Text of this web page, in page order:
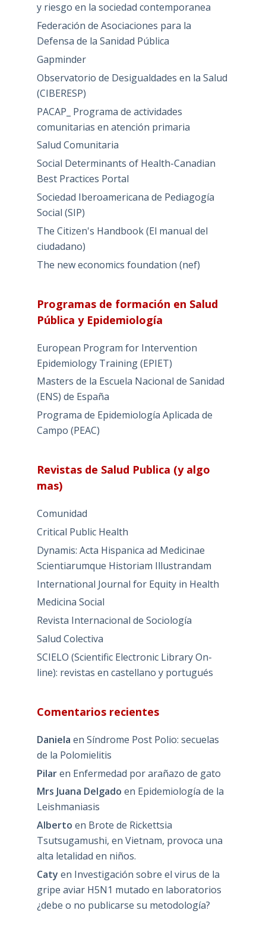
y riesgo en la sociedad contemporanea
Federación de Asociaciones para la
Defensa de la Sanidad Pública
Gapminder
Observatorio de Desigualdades en la Salud
(CIBERESP)
PACAP_ Programa de actividades
comunitarias en atención primaria
Salud Comunitaria
Social Determinants of Health-Canadian
Best Practices Portal
Sociedad Iberoamericana de Pediagogía
Social (SIP)
The Citizen's Handbook (El manual del
ciudadano)
The new economics foundation (nef)
Programas de formación en Salud
Pública y Epidemiología
European Program for Intervention
Epidemiology Training (EPIET)
Masters de la Escuela Nacional de Sanidad
(ENS) de España
Programa de Epidemiología Aplicada de
Campo (PEAC)
Revistas de Salud Publica (y algo
mas)
Comunidad
Critical Public Health
Dynamis: Acta Hispanica ad Medicinae
Scientiarumque Historiam Illustrandam
International Journal for Equity in Health
Medicina Social
Revista Internacional de Sociología
Salud Colectiva
SCIELO (Scientific Electronic Library On-
line): revistas en castellano y portugués
Comentarios recientes
Daniela en Síndrome Post Polio: secuelas
de la Polomielitis
Pilaren Enfermedad por arañazo de gato
Mrs Juana Delgado en Epidemiología de la
Leishmaniasis
Alberto en Brote de Rickettsia
Tsutsugamushi, en Vietnam, provoca una
alta letalidad en niños.
Caty en Investigación sobre el virus de la
gripe aviar H5N1 mutado en laboratorios
¿debe o no publicarse su metodología?